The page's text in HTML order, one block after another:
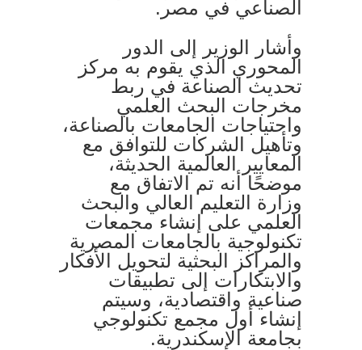
الصناعي في مصر.
وأشار الوزير إلى الدور
المحوري الذي يقوم به مركز
تحديث الصناعة في ربط
مخرجات البحث العلمي
واحتياجات الجامعات بالصناعة،
وتأهيل الشركات للتوافق مع
المعايير العالمية الحديثة،
موضحًا أنه تم الاتفاق مع
وزارة التعليم العالي والبحث
العلمي على إنشاء مجمعات
تكنولوجية بالجامعات المصرية
والمراكز البحثية لتحويل الأفكار
والابتكارات إلى تطبيقات
صناعية واقتصادية، وسيتم
إنشاء أول مجمع تكنولوجي
بجامعة الإسكندرية.